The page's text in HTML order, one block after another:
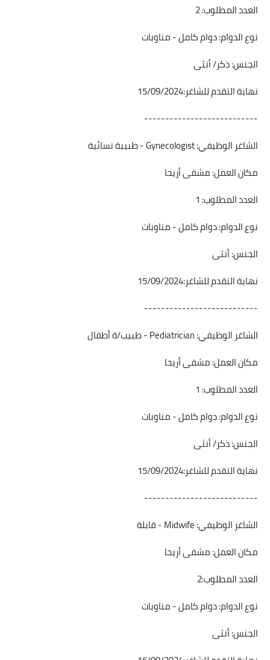
العدد المطلوب: 2
نوع الدوام: دوام كامل - مناوبات
الجنس: ذكر/ أنثى
نهاية التقدم للشاغر:15/09/2024
---------------------------
الشاغر الوظيفي: Gynecologist - طبيبة نسائية
مكان العمل: مشفى أريحا
العدد المطلوب: 1
نوع الدوام: دوام كامل - مناوبات
الجنس: أنثى
نهاية التقدم للشاغر:15/09/2024
---------------------------
الشاغر الوظيفي: Pediatrician - طبيب/ة أطفال
مكان العمل: مشفى أريحا
العدد المطلوب: 1
نوع الدوام: دوام كامل - مناوبات
الجنس: ذكر/ أنثى
نهاية التقدم للشاغر:15/09/2024
---------------------------
الشاغر الوظيفي: Midwife - قابلة
مكان العمل: مشفى أريحا
العدد المطلوب:2
نوع الدوام: دوام كامل - مناوبات
الجنس: أنثى